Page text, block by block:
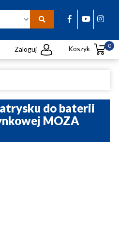
Zaloguj Koszyk 0
do baterii
MOZA